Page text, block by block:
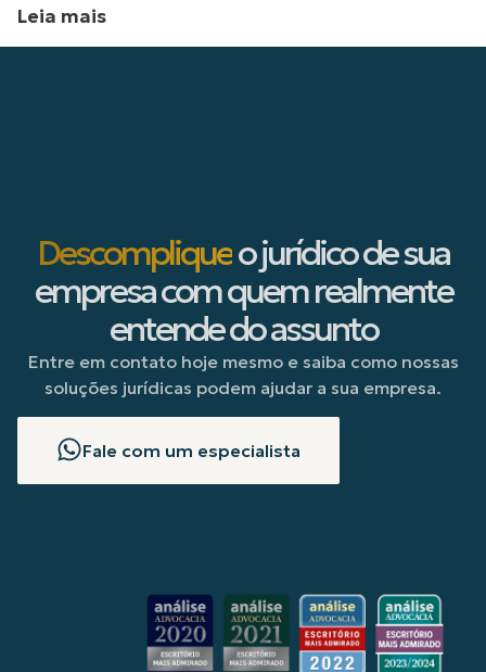
Leia mais
Descompliqueo jurídico de sua
empresa com quem realmente
entende do assunto
Entre em contato hoje mesmo e saiba como nossas
soluções jurídicas podem ajudar a sua empresa.
Fale com um especialista